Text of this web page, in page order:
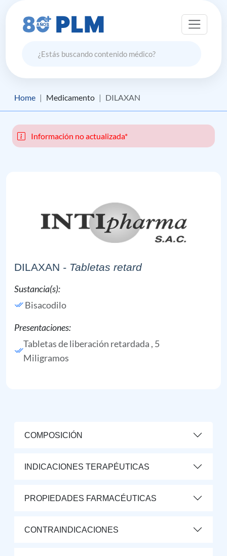
Home Medicamento DILAXAN
Información no actualizada*
DILAXAN - Tabletas retard
Sustancia(s):
Bisacodilo
Presentaciones:
Tabletas de liberación retardada , 5
Miligramos
COMPOSICIÓN
INDICACIONES TERAPÉUTICAS
PROPIEDADES FARMACÉUTICAS
CONTRAINDICACIONES